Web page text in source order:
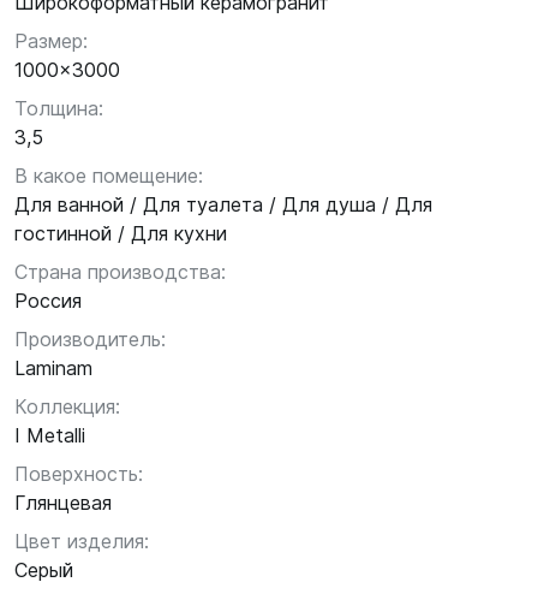
Размер:
1000x3000
Толщина:
3,5
В какое помещение:
Для ванной / Для туалета / Для душа / Для
гостинной / Для кухни
Страна производства:
Россия
Производитель:
Laminam
Коллекция:
I Metalli
Поверхность:
Глянцевая
Цвет изделия:
Серый